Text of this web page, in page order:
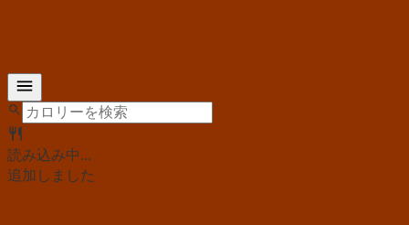
読み込み中...
追加しました